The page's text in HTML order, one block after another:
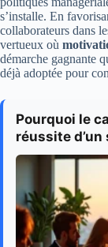
s’installe. En
collaborateurs dans
vertueux où
démarche gagnante
déjà adoptée pour
Pourquoi le
réussite d’un